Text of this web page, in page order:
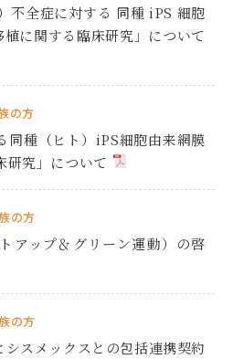
不全症に対する 同種 iPS 細胞
に関する臨床研究」について
の方
同種（ヒト）iPS細胞由来網膜
研究」について
の方
アップ＆グリーン運動）の啓
の方
スメックスとの包括連携契約